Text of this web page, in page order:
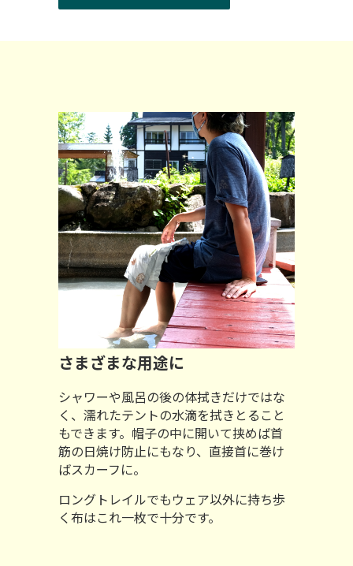
さまざまな用途に
シャワーや風呂の後の体拭きだけではな
く、濡れたテントの水滴を拭きとること
もできます。帽子の中に開いて挟めば首
筋の日焼け防止にもなり、直接首に巻け
ばスカーフに。
ロングトレイルでもウェア以外に持ち歩
く布はこれ一枚で十分です。